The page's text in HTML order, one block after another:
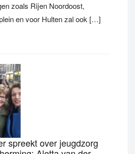
zoals Rijen Noordoost,
en voor Hulten zal ook […]
spreekt over jeugdzorg